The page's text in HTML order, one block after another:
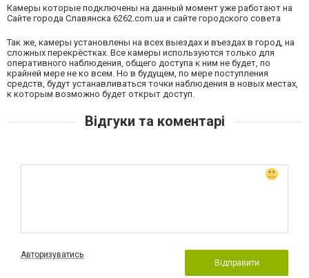
Камеры которые подключены на данный момент уже работают на
Сайте города Славянска 6262.com.ua и сайте городского совета
Так же, камеры установлены на всех выездах и въездах в город, на
сложных перекрёстках. Все камеры используются только для
оперативного наблюдения, общего доступа к ним не будет, по
крайней мере не ко всем. Но в будущем, по мере поступления
средств, будут устанавливаться точки наблюдения в новых местах,
к которым возможно будет открыт доступ.
Відгуки та коментарі
Авторизуватись
Відправити